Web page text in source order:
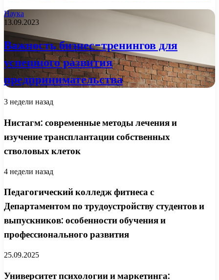
Наука
13.09.2023
Важность бизнес-тренингов для
успешного развития
предпринимательства
3 недели назад
Нистагм: современные методы лечения и
изучение трансплантации собственных
стволовых клеток
4 недели назад
Педагогический колледж фитнеса с
Департаментом по трудоустройству студентов и
выпускников: особенности обучения и
профессионального развития
25.09.2025
Университет психологии и маркетинга: